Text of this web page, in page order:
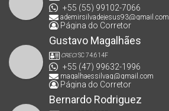
+55 (55) 99102-7066
ademirsilvadejesus93@gmail.com
Página do Corretor
Gustavo Magalhães
CRECISC 74.614F
+55 (47) 99632-1996
magalhaessilvag@gmail.com
Página do Corretor
Bernardo Rodriguez